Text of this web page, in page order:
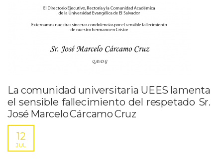
La comunidad universitaria UEES lamenta
el sensible fallecimiento del respetado Sr.
José Marcelo Cárcamo Cruz
12
JUL